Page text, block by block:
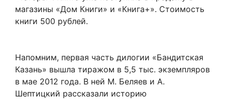
магазины «Дом Книги» и «Книга+». Стоимость
книги 500 рублей.
Напомним, первая часть дилогии «Бандитская
Казань» вышла тиражом в 5,5 тыс. экземпляров
в мае 2012 года. В ней М. Беляев и А.
Шептицкий рассказали историю